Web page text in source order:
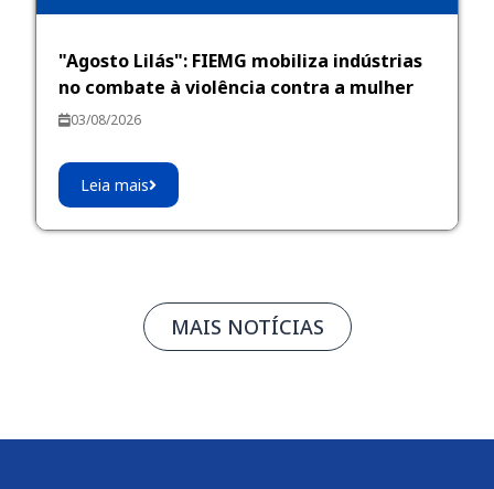
"Agosto Lilás": FIEMG mobiliza indústrias
no combate à violência contra a mulher
03/08/2026
Leia mais
MAIS NOTÍCIAS